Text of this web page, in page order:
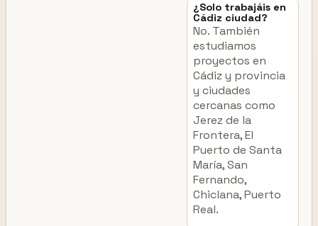
¿Solo trabajáis en
Cádiz ciudad?
No. También
estudiamos
proyectos en
Cádiz y provincia
y ciudades
cercanas como
Jerez de la
Frontera, El
Puerto de Santa
María, San
Fernando,
Chiclana, Puerto
Real.